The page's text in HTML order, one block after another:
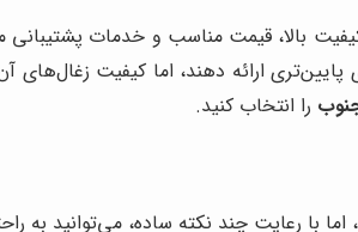
بالا، قیمت مناسب و خدمات
را انتخاب کنید.
با رعایت چند نکته ساده، می‌توانید به